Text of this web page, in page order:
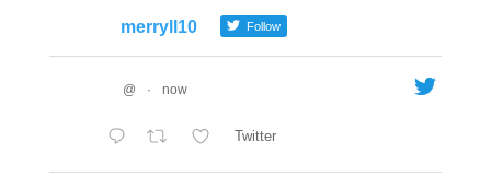
merryll10 Follow
@ · now
Twitter